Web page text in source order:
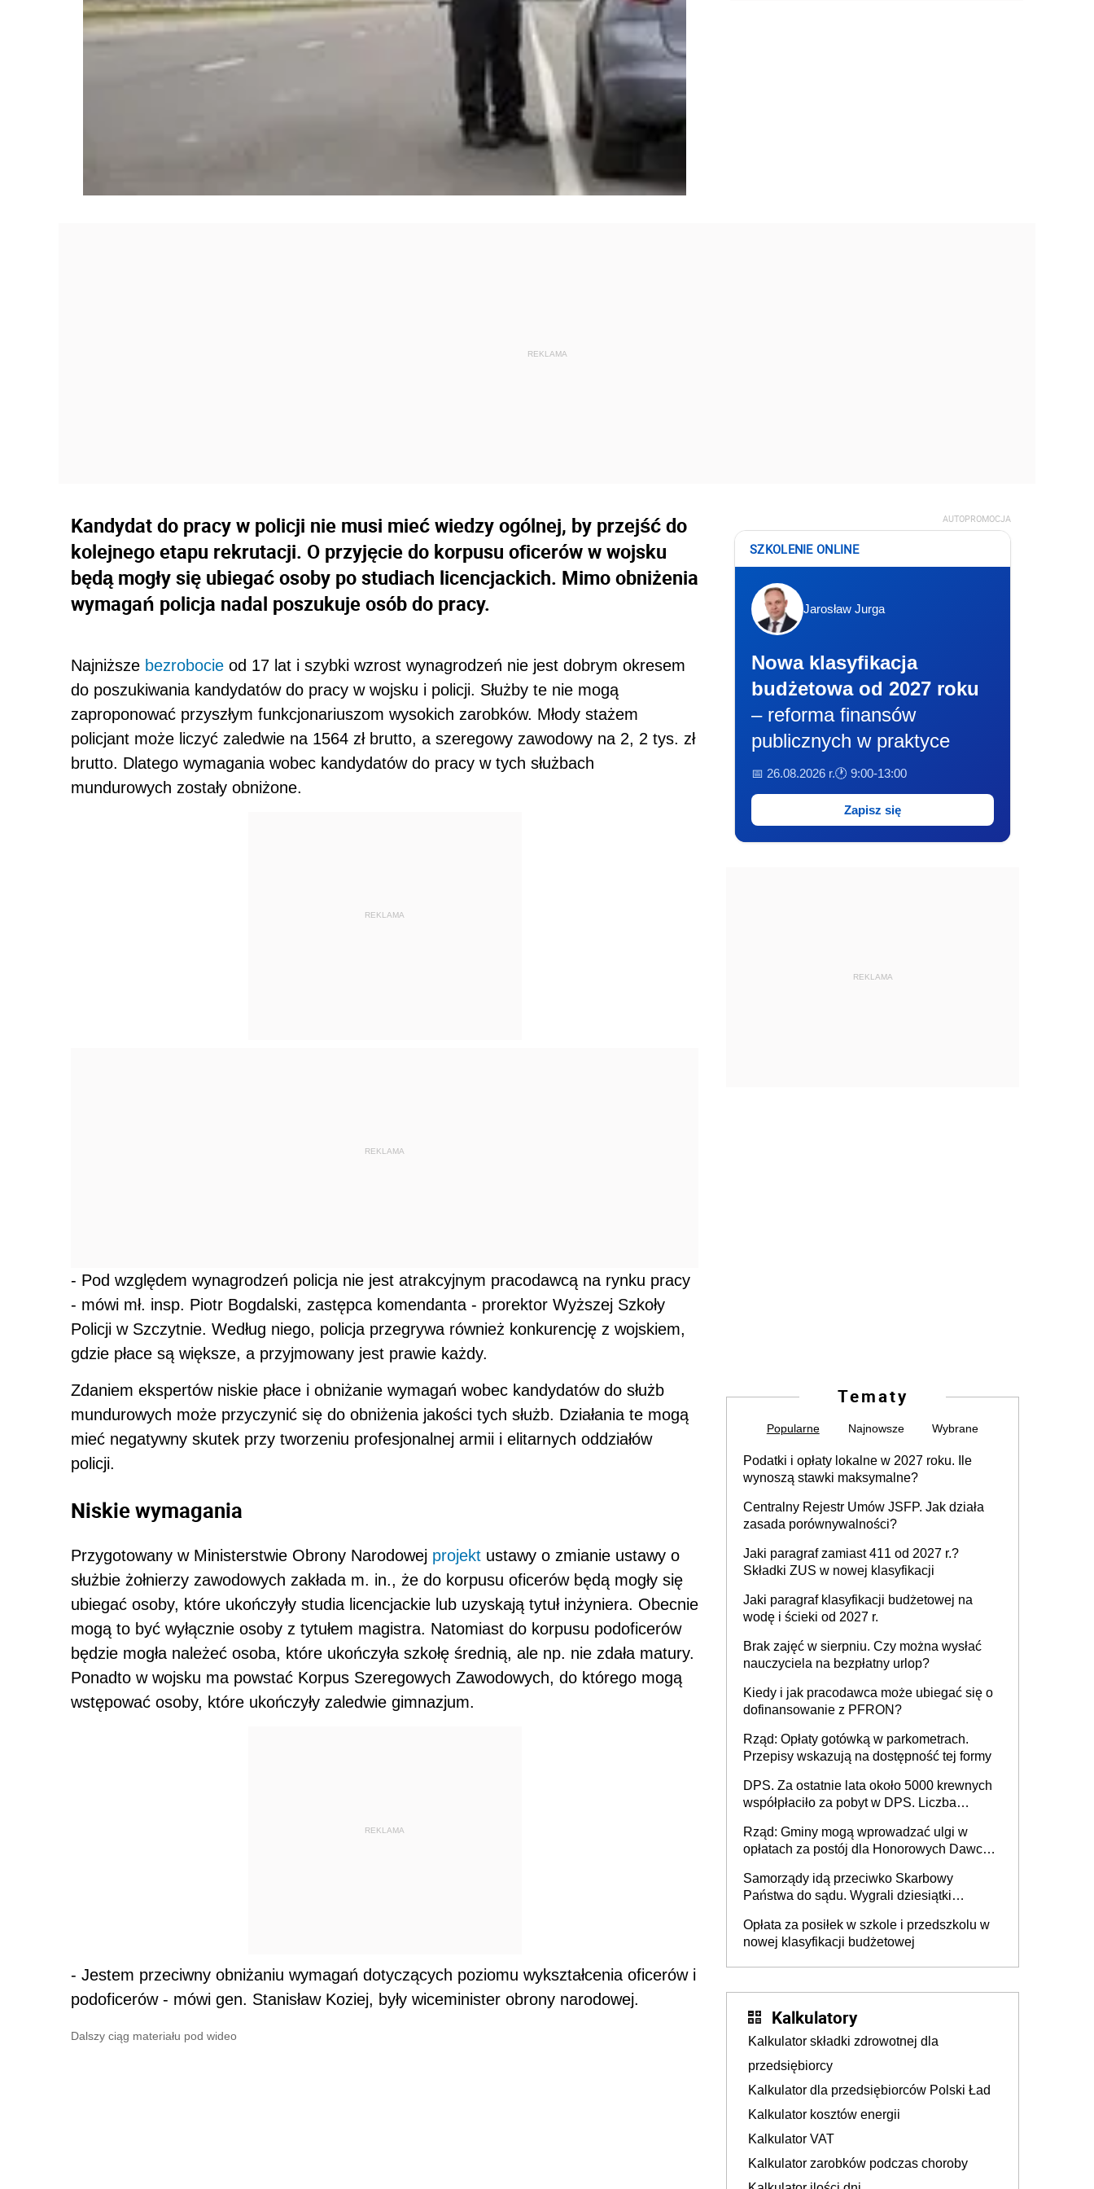
Kandydat do pracy w policji nie musi mieć wiedzy ogólnej, by przejść do
kolejnego etapu rekrutacji. O przyjęcie do korpusu oficerów w wojsku
będą mogły się ubiegać osoby po studiach licencjackich. Mimo obniżenia
wymagań policja nadal poszukuje osób do pracy.
Najniższe bezrobocie od 17 lat i szybki wzrost wynagrodzeń nie jest dobrym okresem
do poszukiwania kandydatów do pracy w wojsku i policji. Służby te nie mogą
zaproponować przyszłym funkcjonariuszom wysokich zarobków. Młody stażem
policjant może liczyć zaledwie na 1564 zł brutto, a szeregowy zawodowy na 2, 2 tys. zł
brutto. Dlatego wymagania wobec kandydatów do pracy w tych służbach
mundurowych zostały obniżone.
REKLAMA
REKLAMA
- Pod względem wynagrodzeń policja nie jest atrakcyjnym pracodawcą na rynku pracy
- mówi mł. insp. Piotr Bogdalski, zastępca komendanta - prorektor Wyższej Szkoły
Policji w Szczytnie. Według niego, policja przegrywa również konkurencję z wojskiem,
gdzie płace są większe, a przyjmowany jest prawie każdy.
Zdaniem ekspertów niskie płace i obniżanie wymagań wobec kandydatów do służb
mundurowych może przyczynić się do obniżenia jakości tych służb. Działania te mogą
mieć negatywny skutek przy tworzeniu profesjonalnej armii i elitarnych oddziałów
policji.
Niskie wymagania
Przygotowany w Ministerstwie Obrony Narodowej projekt ustawy o zmianie ustawy o
służbie żołnierzy zawodowych zakłada m. in., że do korpusu oficerów będą mogły się
ubiegać osoby, które ukończyły studia licencjackie lub uzyskają tytuł inżyniera. Obecnie
mogą to być wyłącznie osoby z tytułem magistra. Natomiast do korpusu podoficerów
będzie mogła należeć osoba, które ukończyła szkołę średnią, ale np. nie zdała matury.
Ponadto w wojsku ma powstać Korpus Szeregowych Zawodowych, do którego mogą
wstępować osoby, które ukończyły zaledwie gimnazjum.
REKLAMA
- Jestem przeciwny obniżaniu wymagań dotyczących poziomu wykształcenia oficerów i
podoficerów - mówi gen. Stanisław Koziej, były wiceminister obrony narodowej.
Dalszy ciąg materiału pod wideo
AUTOPROMOCJA
SZKOLENIE ONLINE
Jarosław Jurga
Nowa klasyfikacja
budżetowa od 2027 roku
– reforma finansów
publicznych w praktyce
📅 26.08.2026 r.🕐 9:00-13:00
Zapisz się
REKLAMA
Tematy
Popularne Najnowsze Wybrane
Podatki i opłaty lokalne w 2027 roku. Ile
wynoszą stawki maksymalne?
Centralny Rejestr Umów JSFP. Jak działa
zasada porównywalności?
Jaki paragraf zamiast 411 od 2027 r.?
Składki ZUS w nowej klasyfikacji
Jaki paragraf klasyfikacji budżetowej na
wodę i ścieki od 2027 r.
Brak zajęć w sierpniu. Czy można wysłać
nauczyciela na bezpłatny urlop?
Kiedy i jak pracodawca może ubiegać się o
dofinansowanie z PFRON?
Rząd: Opłaty gotówką w parkometrach.
Przepisy wskazują na dostępność tej formy
DPS. Za ostatnie lata około 5000 krewnych
współpłaciło za pobyt w DPS. Liczba
Rząd: Gminy mogą wprowadzać ulgi w
opłatach za postój dla Honorowych Dawców
Samorządy idą przeciwko Skarbowy
Państwa do sądu. Wygrali dziesiątki
Opłata za posiłek w szkole i przedszkolu w
nowej klasyfikacji budżetowej
Kalkulatory
Kalkulator składki zdrowotnej dla
przedsiębiorcy
Kalkulator dla przedsiębiorców Polski Ład
Kalkulator kosztów energii
Kalkulator VAT
Kalkulator zarobków podczas choroby